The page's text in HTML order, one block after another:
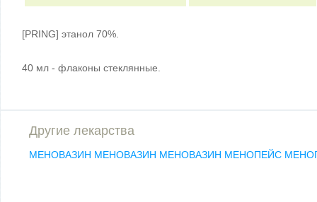
[PRING] этанол 70%.
40 мл - флаконы стеклянные.
Другие лекарства
МЕНОВАЗИН МЕНОВАЗИН МЕНОВАЗИН МЕНОПЕЙС